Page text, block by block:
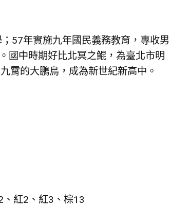
57年實施九年國民義務教育，專收男
國中時期好比北冥之鯤，為臺北市明
霄的大鵬鳥，成為新世紀新高中。
紅2、紅3、棕13